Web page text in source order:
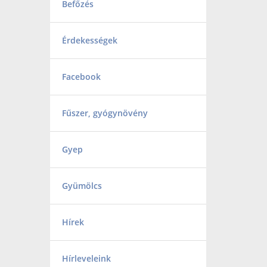
Befőzés
Érdekességek
Facebook
Fűszer, gyógynövény
Gyep
Gyümölcs
Hírek
Hírleveleink